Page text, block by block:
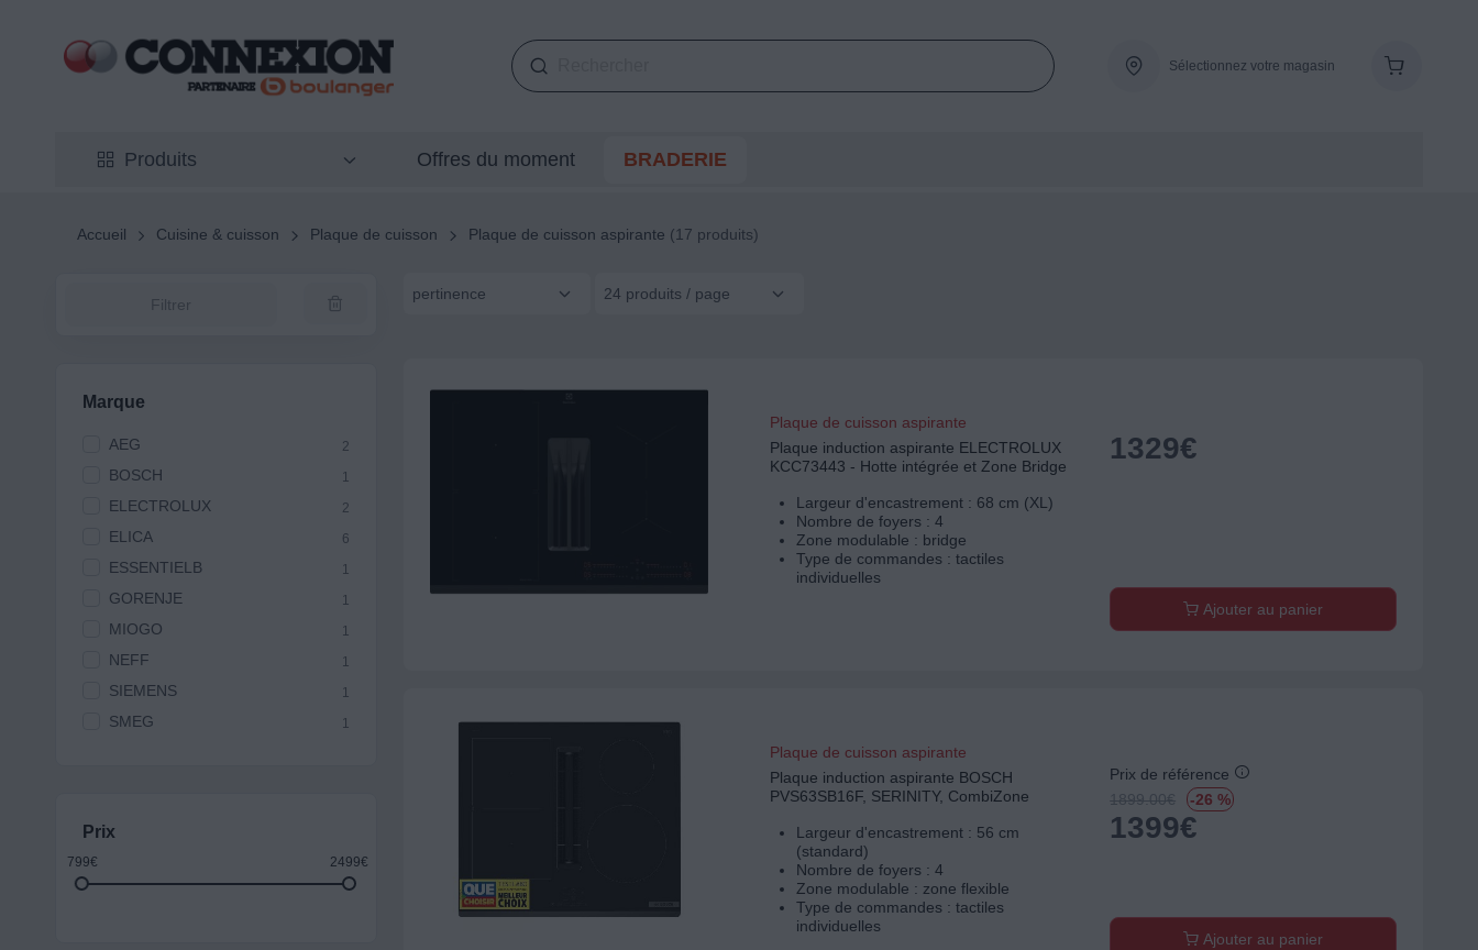
Sélectionnez votre magasin
Produits Offres du moment BRADERIE
Accueil Cuisine & cuisson Plaque de cuisson Plaque de cuisson aspirante (17 produits)
Filtrer
Marque
AEG 2
BOSCH 1
ELECTROLUX 2
ELICA 6
ESSENTIELB 1
GORENJE 1
MIOGO 1
NEFF 1
SIEMENS 1
SMEG 1
Prix
799€ 2499€
pertinence 24 produits / page
Plaque de cuisson aspirante
Plaque induction aspirante ELECTROLUX
KCC73443 - Hotte intégrée et Zone Bridge
Largeur d'encastrement : 68 cm (XL)
Nombre de foyers : 4
Zone modulable : bridge
Type de commandes : tactiles
individuelles
1329€
Ajouter au panier
Plaque de cuisson aspirante
Plaque induction aspirante BOSCH
PVS63SB16F, SERINITY, CombiZone
Largeur d'encastrement : 56 cm
(standard)
Nombre de foyers : 4
Zone modulable : zone flexible
Type de commandes : tactiles
individuelles
Prix de référence
1899.00€ -26 %
1399€
Ajouter au panier